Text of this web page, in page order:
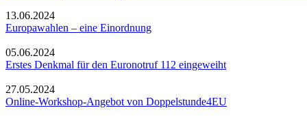
13.06.2024
Europawahlen – eine Einordnung
05.06.2024
Erstes Denkmal für den Euronotruf 112 eingeweiht
27.05.2024
Online-Workshop-Angebot von Doppelstunde4EU